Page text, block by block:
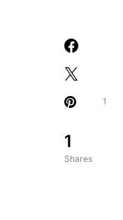
1
Shares
1